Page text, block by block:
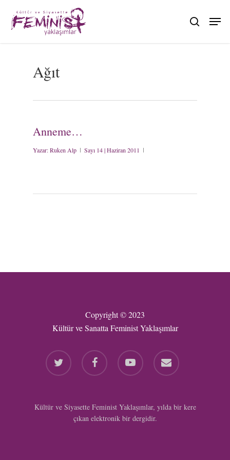
main
search
Ağıt
Anneme…
Yazar:Ruken Alp Sayı 14 | Haziran 2011
Copyright © 2023
Kültür ve Sanatta Feminist Yaklaşımlar
twitter facebook youtube email
Kültür ve Siyasette Feminist Yaklaşımlar, yılda bir kere
çıkan elektronik bir dergidir.